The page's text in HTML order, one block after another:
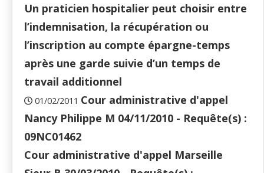
Un praticien hospitalier peut choisir entre
l’indemnisation, la récupération ou
l’inscription au compte épargne-temps
après une garde suivie d’un temps de
travail additionnel
01/02/2011 Cour administrative d'appel
Nancy Philippe M 04/11/2010 - Requête(s) :
09NC01462
Cour administrative d'appel Marseille